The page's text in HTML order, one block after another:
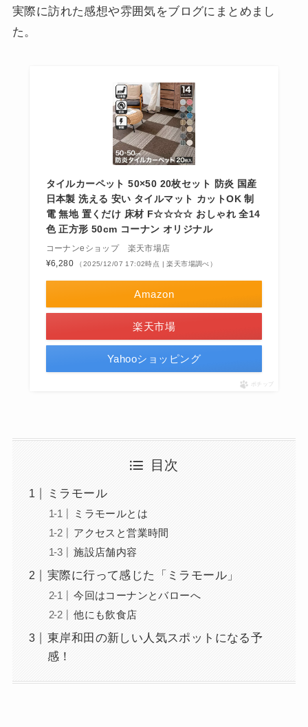
実際に訪れた感想や雰囲気をブログにまとめまし
た。
タイルカーペット 50×50 20枚セット 防炎 国産
日本製 洗える 安い タイルマット カットOK 制
電 無地 置くだけ 床材 F☆☆☆☆ おしゃれ 全14
色 正方形 50cm コーナン オリジナル
コーナンeショップ 楽天市場店
¥6,280
（2025/12/07 17:02時点 | 楽天市場調べ）
Amazon
楽天市場
Yahooショッピング
ポチップ
目次
ミラモール
ミラモールとは
アクセスと営業時間
施設店舗内容
実際に行って感じた「ミラモール」
今回はコーナンとバローへ
他にも飲食店
東岸和田の新しい人気スポットになる予
感！